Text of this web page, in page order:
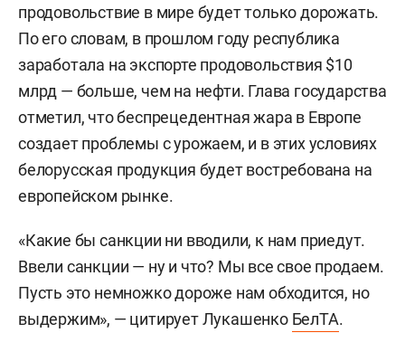
продовольствие в мире будет только дорожать.
По его словам, в прошлом году республика
заработала на экспорте продовольствия $10
млрд — больше, чем на нефти. Глава государства
отметил, что беспрецедентная жара в Европе
создает проблемы с урожаем, и в этих условиях
белорусская продукция будет востребована на
европейском рынке.
«Какие бы санкции ни вводили, к нам приедут.
Ввели санкции — ну и что? Мы все свое продаем.
Пусть это немножко дороже нам обходится, но
выдержим», — цитирует Лукашенко БелТА.